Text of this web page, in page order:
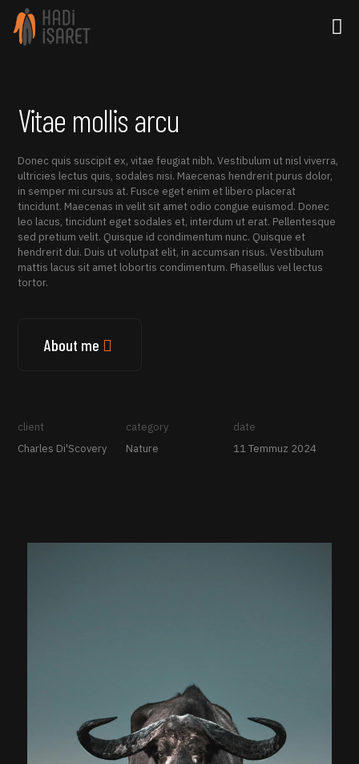
Vitae mollis arcu
Donec quis suscipit ex, vitae feugiat nibh. Vestibulum ut nisl viverra,
ultricies lectus quis, sodales nisi. Maecenas hendrerit purus dolor,
in semper mi cursus at. Fusce eget enim et libero placerat
tincidunt. Maecenas in velit sit amet odio congue euismod. Donec
leo lacus, tincidunt eget sodales et, interdum ut erat. Pellentesque
sed pretium velit. Quisque id condimentum nunc. Quisque et
hendrerit dui. Duis ut volutpat elit, in accumsan risus. Vestibulum
mattis lacus sit amet lobortis condimentum. Phasellus vel lectus
tortor.
About me
client
Charles Di'Scovery
category
Nature
date
11 Temmuz 2024